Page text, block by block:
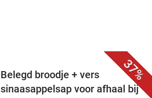
37%
Belegd broodje + vers
sinaasappelsap voor afhaal bij